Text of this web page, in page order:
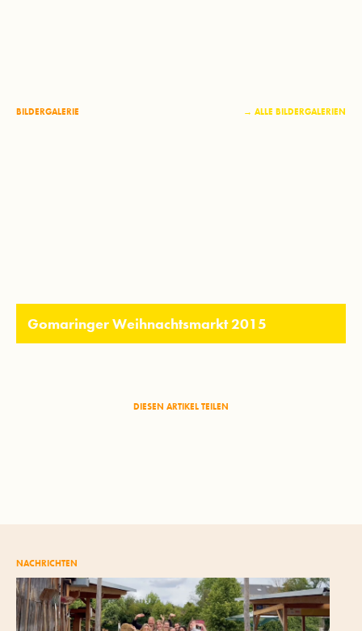
BILDERGALERIE → ALLE BILDERGALERIEN
Gomaringer Weihnachtsmarkt 2015
DIESEN ARTIKEL TEILEN
NACHRICHTEN